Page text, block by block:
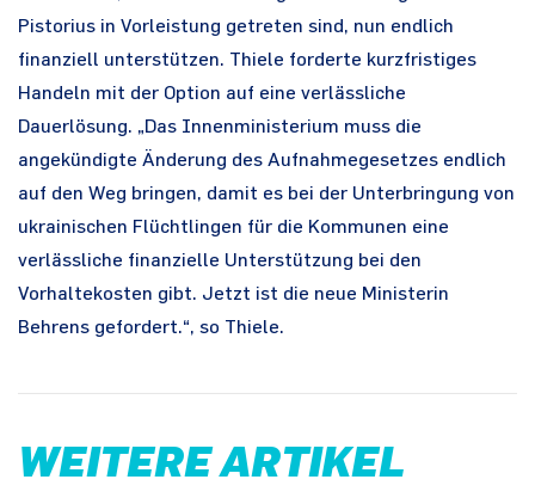
Pistorius in Vorleistung getreten sind, nun endlich
finanziell unterstützen. Thiele forderte kurzfristiges
Handeln mit der Option auf eine verlässliche
Dauerlösung. „Das Innenministerium muss die
angekündigte Änderung des Aufnahmegesetzes endlich
auf den Weg bringen, damit es bei der Unterbringung von
ukrainischen Flüchtlingen für die Kommunen eine
verlässliche finanzielle Unterstützung bei den
Vorhaltekosten gibt. Jetzt ist die neue Ministerin
Behrens gefordert.“, so Thiele.
WEITERE ARTIKEL